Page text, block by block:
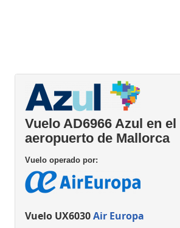
Vuelo AD6966 Azul en el
aeropuerto de Mallorca
Vuelo operado por:
Vuelo UX6030Air Europa